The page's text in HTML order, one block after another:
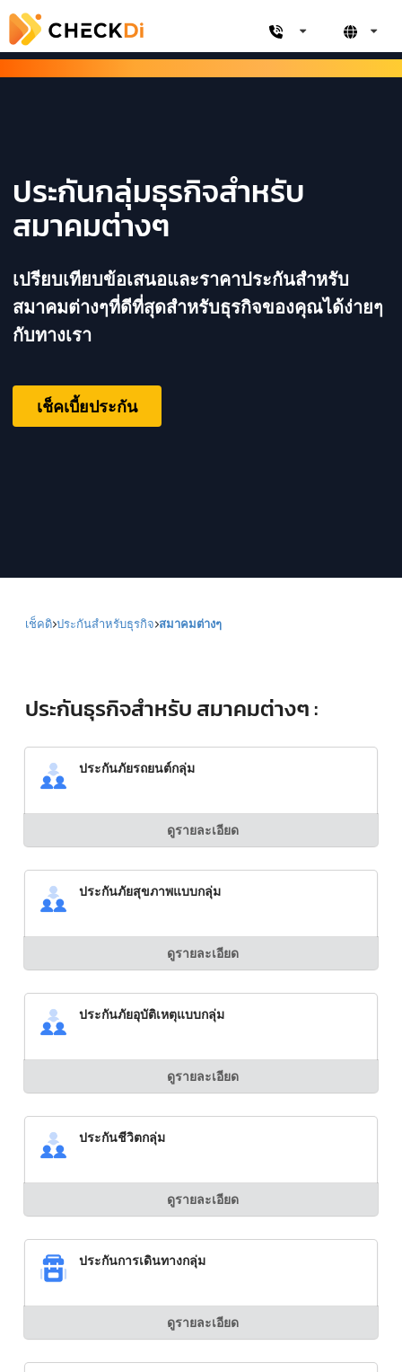
ประกันกลุ่มธุรกิจสำหรับ
สมาคมต่างๆ
เปรียบเทียบข้อเสนอและราคาประกันสำหรับ
สมาคมต่างๆที่ดีที่สุดสำหรับธุรกิจของคุณได้ง่ายๆ
กับทางเรา
เช็คเบี้ยประกัน
เช็คดิ ประกันสำหรับธุรกิจ สมาคมต่างๆ
ประกันธุรกิจสำหรับ สมาคมต่างๆ :
ประกันภัยรถยนต์กลุ่ม
ดูรายละเอียด
ประกันภัยสุขภาพแบบกลุ่ม
ดูรายละเอียด
ประกันภัยอุบัติเหตุแบบกลุ่ม
ดูรายละเอียด
ประกันชีวิตกลุ่ม
ดูรายละเอียด
ประกันการเดินทางกลุ่ม
ดูรายละเอียด